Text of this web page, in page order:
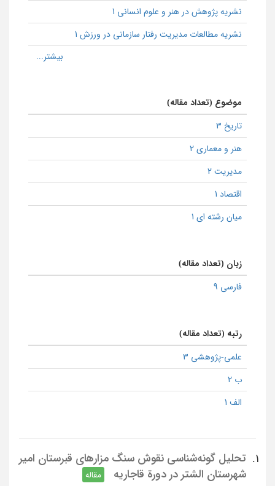
نشریه پژوهش در هنر و علوم انسانی 1
نشریه مطالعات مدیریت رفتار سازمانی در ورزش 1
موضوع (تعداد مقاله)
تاریخ 3
هنر و معماری 2
مدیریت 2
اقتصاد 1
میان رشته ای 1
زبان (تعداد مقاله)
فارسی 9
رتبه (تعداد مقاله)
علمی-پژوهشی 3
ب 2
الف 1
1.
تحلیل گونه‌شناسی نقوش سنگ مزارهای قبرستان امیر
شهرستان الشتر در دورة قاجاریه
مقاله